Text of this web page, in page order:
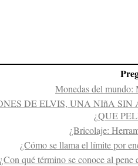
Monedas del mundo:
DE ELVIS, UNA NIñA
¿QUE
¿Bricolaje:
¿Cómo se llama el límite por
¿Con qué término se conoce al